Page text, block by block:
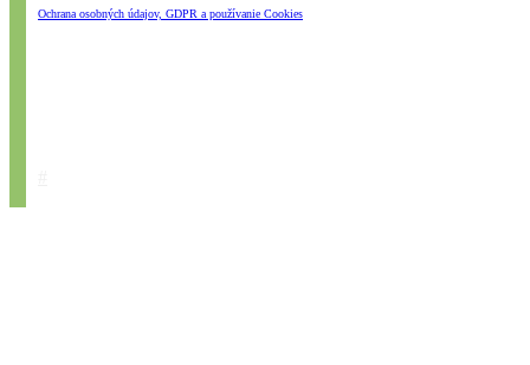
Ochrana osobných údajov, GDPR a používanie Cookies